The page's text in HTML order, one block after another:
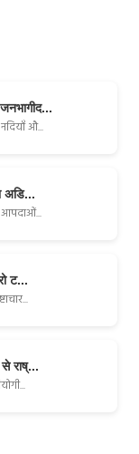
औ...
अडि...
आपदाओं...
ट...
राष्...